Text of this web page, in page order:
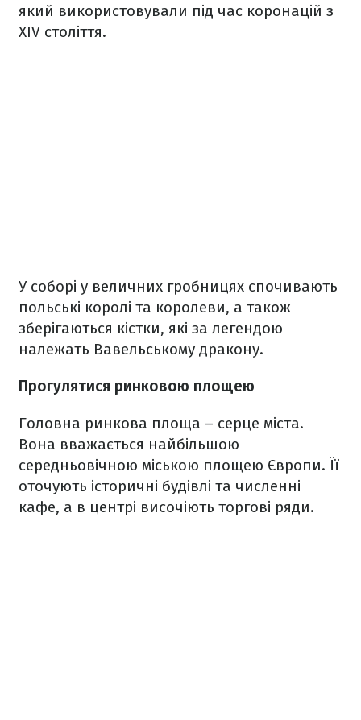
який використовували під час коронацій з
XIV століття.
У соборі у величних гробницях спочивають
польські королі та королеви, а також
зберігаються кістки, які за легендою
належать Вавельському дракону.
Прогулятися ринковою площею
Головна ринкова площа – серце міста.
Вона вважається найбільшою
середньовічною міською площею Європи. Її
оточують історичні будівлі та численні
кафе, а в центрі височіють торгові ряди.